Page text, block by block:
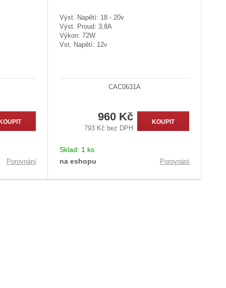
Porovnání
Výst. Napětí: 18 - 20v
Výst. Proud: 3,8A
Výkon: 72W
Vst. Napětí: 12v
CAC0631A
960 Kč
793 Kč bez DPH
KOUPIT
Sklad: 1 ks
na eshopu
Porovnání